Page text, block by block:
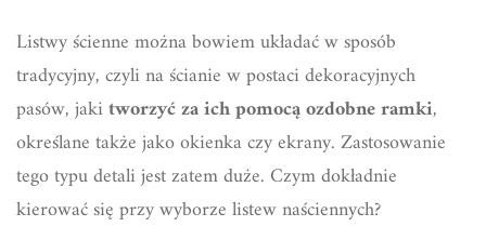
Listwy ścienne można bowiem układać w sposób
tradycyjny, czyli na ścianie w postaci dekoracyjnych
pasów, jakitworzyć za ich pomocą ozdobne ramki,
określane także jako okienka czy ekrany. Zastosowanie
tego typu detali jest zatem duże. Czym dokładnie
kierować się przy wyborze listew naściennych?